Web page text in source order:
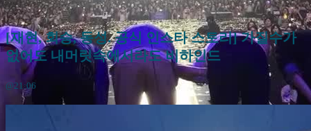
[재현, 회승, 동성. 공식 인스타 스토리] 가질수가
없어도 내머릿속에서라도 비하인드
@21:06